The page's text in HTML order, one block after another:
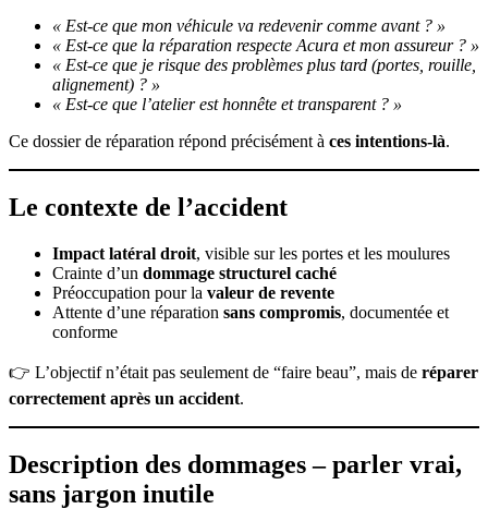
« Est-ce que mon véhicule va redevenir comme avant ? »
« Est-ce que la réparation respecte Acura et mon assureur ? »
« Est-ce que je risque des problèmes plus tard (portes, rouille,
alignement) ? »
« Est-ce que l’atelier est honnête et transparent ? »
Ce dossier de réparation répond précisément à ces intentions-là.
Le contexte de l’accident
Impact latéral droit, visible sur les portes et les moulures
Crainte d’un dommage structurel caché
Préoccupation pour la valeur de revente
Attente d’une réparation sans compromis, documentée et
conforme
👉 L’objectif n’était pas seulement de “faire beau”, mais de réparer
correctement après un accident.
Description des dommages – parler vrai,
sans jargon inutile